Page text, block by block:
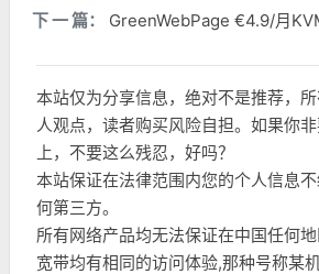
下 一 篇：
GreenWebPage €4.9/月
本站仅为分享信息，绝对不是推荐，
人观点，读者购买风险自担。如果你
上，不要这么残忍，好吗？
本站保证在法律范围内您的个人信息
何第三方。
所有网络产品均无法保证在中国任何
宽带均有相同的访问体验,那种号称某